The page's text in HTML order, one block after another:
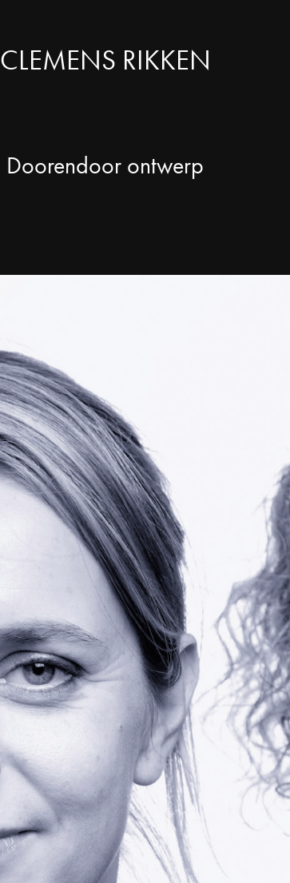
CLEMENS RIKKEN
Doorendoor ontwerp